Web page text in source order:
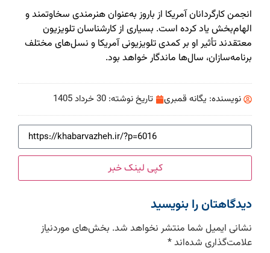
انجمن کارگردانان آمریکا از باروز به‌عنوان هنرمندی سخاوتمند و
الهام‌بخش یاد کرده است. بسیاری از کارشناسان تلویزیون
معتقدند تأثیر او بر کمدی تلویزیونی آمریکا و نسل‌های مختلف
برنامه‌سازان، سال‌ها ماندگار خواهد بود.
نویسنده: یگانه قمبری تاریخ نوشته: 30 خرداد 1405
کپی لینک خبر
دیدگاهتان را بنویسید
نشانی ایمیل شما منتشر نخواهد شد. بخش‌های موردنیاز
علامت‌گذاری شده‌اند*